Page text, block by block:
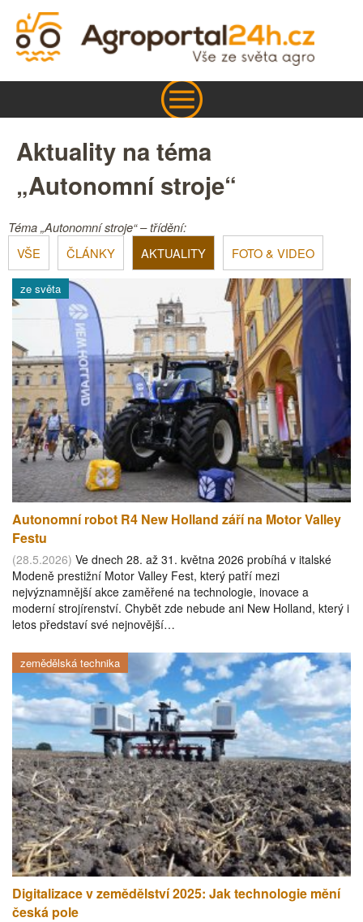
Aktuality na téma
„Autonomní stroje“
Téma „Autonomní stroje“ – třídění:
VŠE
ČLÁNKY AKTUALITY FOTO & VIDEO
ze světa
Autonomní robot R4 New Holland září na Motor Valley
Festu
(28.5.2026) Ve dnech 28. až 31. května 2026 probíhá v italské
Modeně prestižní Motor Valley Fest, který patří mezi
nejvýznamnější akce zaměřené na technologie, inovace a
moderní strojírenství. Chybět zde nebude ani New Holland, který i
letos představí své nejnovější…
zemědělská technika
Digitalizace v zemědělství 2025: Jak technologie mění
česká pole